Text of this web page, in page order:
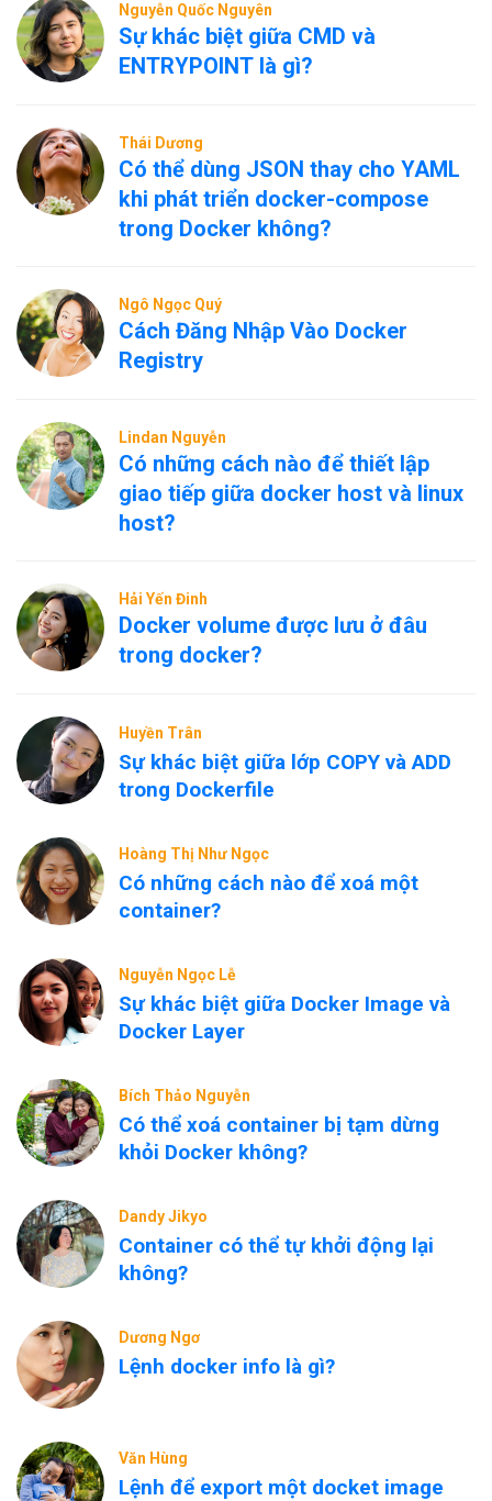
Nguyễn Quốc Nguyên
Sự khác biệt giữa CMD và
ENTRYPOINT là gì?
Thái Dương
Có thể dùng JSON thay cho YAML
khi phát triển docker-compose
trong Docker không?
Ngô Ngọc Quý
Cách Đăng Nhập Vào Docker
Registry
Lindan Nguyễn
Có những cách nào để thiết lập
giao tiếp giữa docker host và linux
host?
Hải Yến Đinh
Docker volume được lưu ở đâu
trong docker?
Huyền Trân
Sự khác biệt giữa lớp COPY và ADD
trong Dockerfile
Hoàng Thị Như Ngọc
Có những cách nào để xoá một
container?
Nguyễn Ngọc Lễ
Sự khác biệt giữa Docker Image và
Docker Layer
Bích Thảo Nguyễn
Có thể xoá container bị tạm dừng
khỏi Docker không?
Dandy Jikyo
Container có thể tự khởi động lại
không?
Dương Ngơ
Lệnh docker info là gì?
Văn Hùng
Lệnh để export một docket image